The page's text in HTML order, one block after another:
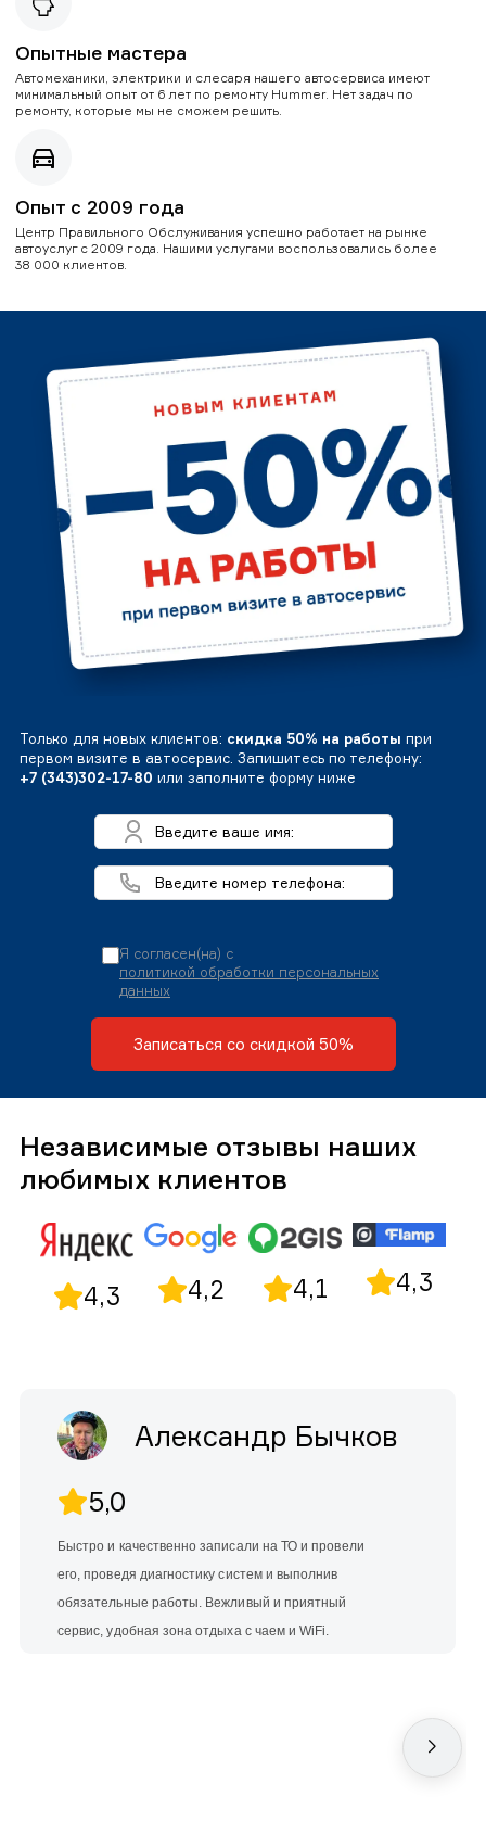
Опытные мастера
Автомеханики, электрики и слесаря нашего автосервиса имеют
минимальный опыт от 6 лет по ремонту Hummer. Нет задач по
ремонту, которые мы не сможем решить.
Опыт с 2009 года
Центр Правильного Обслуживания успешно работает на рынке
автоуслуг с 2009 года. Нашими услугами воспользовались более
38 000 клиентов.
Только для новых клиентов: скидка 50% на работы при
первом визите в автосервис. Запишитесь по телефону:
+7 (343)302-17-80 или заполните форму ниже
Я согласен(на) с
политикой обработки персональных
данных
Записаться со скидкой 50%
Независимые отзывы наших
любимых клиентов
4,3 4,2 4,1 4,3
Александр Бычков
5,0
Быстро и качественно записали на ТО и провели
его, проведя диагностику систем и выполнив
обязательные работы. Вежливый и приятный
сервис, удобная зона отдыха с чаем и WiFi.